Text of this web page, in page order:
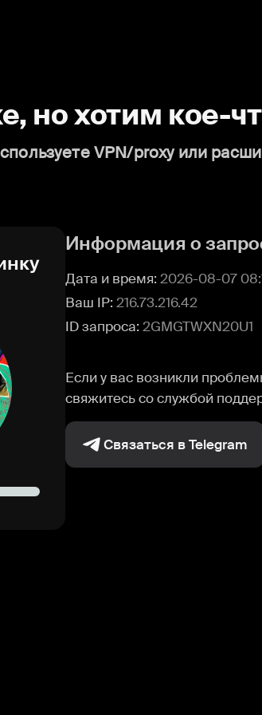
но хотим кое-
VPN/proxy или
Информация о
Дата и время: 2026-08-07
Ваш IP: 216.73.216.42
ID запроса: 2GMGTWXN20U1
Если у вас возникли
свяжитесь со службой
Связаться в Telegram